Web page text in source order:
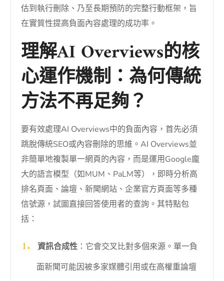
估到執行刪除、乃至長期預防的完整行動框架，旨
在實質性提高負面內容處理的成功率。
理解AI Overviews的核
心運作機制：為何傳統
方法不再足夠？
要有效處理AI Overviews中的負面內容，首先必須
跳脫傳統SEO或內容刪除的思維。AI Overviews並
非簡單地複製單一網頁的內容，而是運用Google龐
大的語言模型（如MUM、PaLM等），即時分析高
排名頁面、論壇、新聞網站、企業官方頁面等多種
信號源，試圖直接回答使用者的查詢。其特點包
括：
資訊合成性：它會交叉比對多個來源。單一負
面新聞可能因被多家媒體引用或在高權重論壇